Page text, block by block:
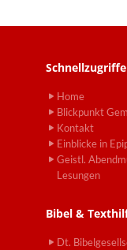
Schnellzugriffe
Home
Blickpunkt
Kontakt
Einblicke in
Geistl.
Lesungen
Bibel &
Dt.